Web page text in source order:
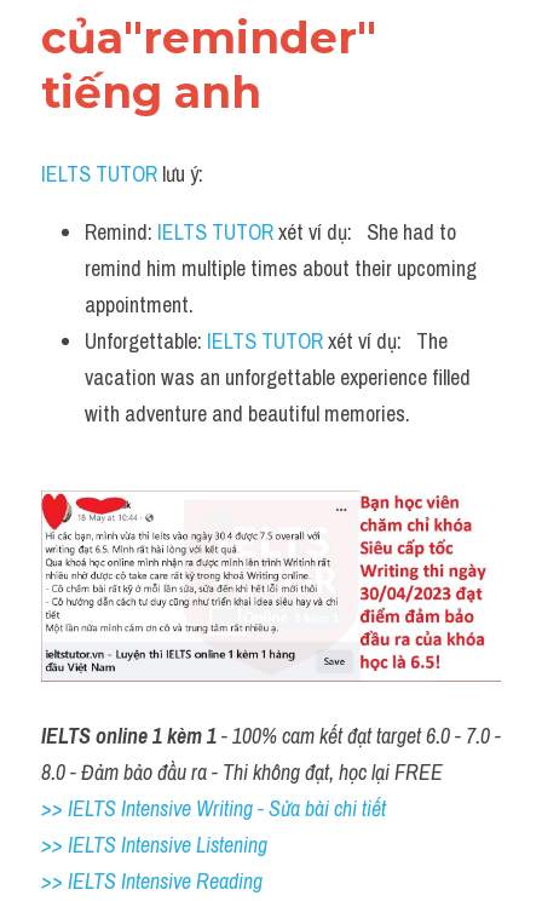
của"reminder"
tiếng anh
IELTS TUTOR lưu ý:
Remind: IELTS TUTOR xét ví dụ:   She had to
remind him multiple times about their upcoming
appointment.
Unforgettable: IELTS TUTOR xét ví dụ:   The
vacation was an unforgettable experience filled
with adventure and beautiful memories.
IELTS online 1 kèm 1 - 100% cam kết đạt target 6.0 - 7.0 -
8.0 - Đảm bảo đầu ra - Thi không đạt, học lại FREE
>> IELTS Intensive Writing - Sửa bài chi tiết
>> IELTS Intensive Listening
>> IELTS Intensive Reading